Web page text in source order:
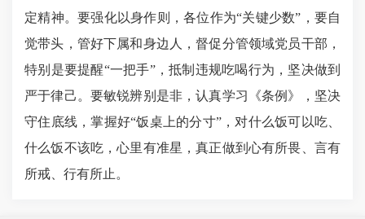
定精神。要强化以身作则，各位作为“关键少数”，要自
觉带头，管好下属和身边人，督促分管领域党员干部，
特别是要提醒“一把手”，抵制违规吃喝行为，坚决做到
严于律己。要敏锐辨别是非，认真学习《条例》，坚决
守住底线，掌握好“饭桌上的分寸”，对什么饭可以吃、
什么饭不该吃，心里有准星，真正做到心有所畏、言有
所戒、行有所止。